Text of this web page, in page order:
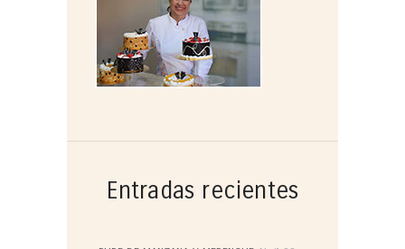
Entradas recientes